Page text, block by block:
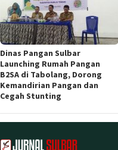
Dinas Pangan Sulbar
Launching Rumah Pangan
B2SA di Tabolang, Dorong
Kemandirian Pangan dan
Cegah Stunting